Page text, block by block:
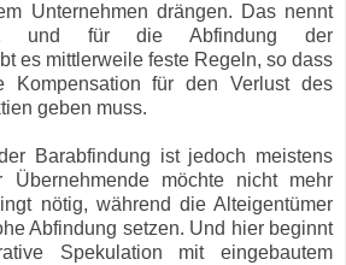
Unternehmen drängen. Das nennt
und für die Abfindung der
es mittlerweile feste Regeln, so dass
Kompensation für den Verlust des
geben muss.
Barabfindung ist jedoch meistens
Übernehmende möchte nicht mehr
nötig, während die Alteigentümer
Abfindung setzen. Und hier beginnt
Spekulation mit eingebautem